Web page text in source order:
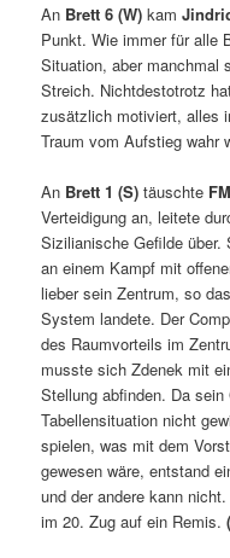
An Brett 6 (W) kam
Punkt. Wie immer für alle
Situation, aber manchmal
Streich. Nichtdestotrotz
zusätzlich motiviert, alles
Traum vom Aufstieg wahr
An Brett 1 (S) täuschte
Verteidigung an, leitete
Sizilianische Gefilde über.
an einem Kampf mit
lieber sein Zentrum, so
System landete. Der
des Raumvorteils im
musste sich Zdenek mit
Stellung abfinden. Da sein
Tabellensituation nicht
spielen, was mit dem
gewesen wäre, entstand
und der andere kann
im 20. Zug auf ein Remis.